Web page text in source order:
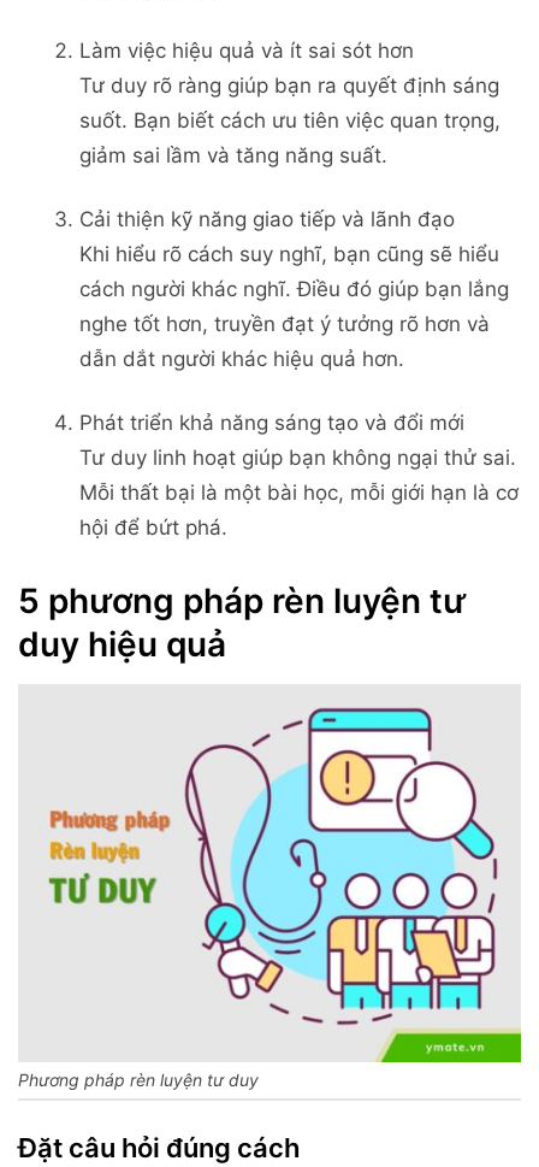
Làm việc hiệu quả và ít sai sót hơn
Tư duy rõ ràng giúp bạn ra quyết định sáng
suốt. Bạn biết cách ưu tiên việc quan trọng,
giảm sai lầm và tăng năng suất.
Cải thiện kỹ năng giao tiếp và lãnh đạo
Khi hiểu rõ cách suy nghĩ, bạn cũng sẽ hiểu
cách người khác nghĩ. Điều đó giúp bạn lắng
nghe tốt hơn, truyền đạt ý tưởng rõ hơn và
dẫn dắt người khác hiệu quả hơn.
Phát triển khả năng sáng tạo và đổi mới
Tư duy linh hoạt giúp bạn không ngại thử sai.
Mỗi thất bại là một bài học, mỗi giới hạn là cơ
hội để bứt phá.
5 phương pháp rèn luyện tư
duy hiệu quả
Phương pháp rèn luyện tư duy
Đặt câu hỏi đúng cách